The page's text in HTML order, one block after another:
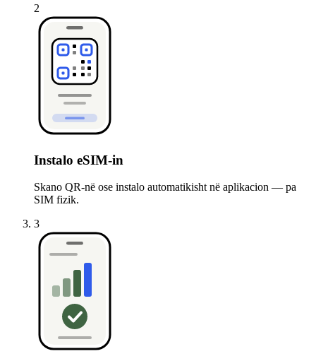
2
Instalo eSIM-in
Skano QR-në ose instalo automatikisht në aplikacion — pa
SIM fizik.
3